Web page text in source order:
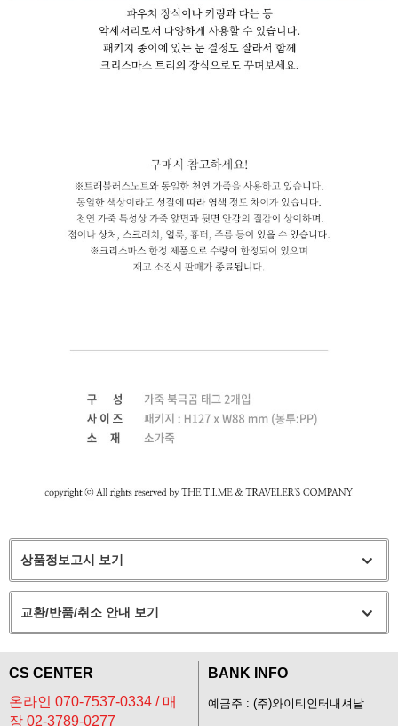
상품정보고시 보기
교환/반품/취소 안내 보기
CS CENTER
온라인 070-7537-0334 / 매
장 02-3789-0277
BANK INFO
예금주 : (주)와이티인터내셔날